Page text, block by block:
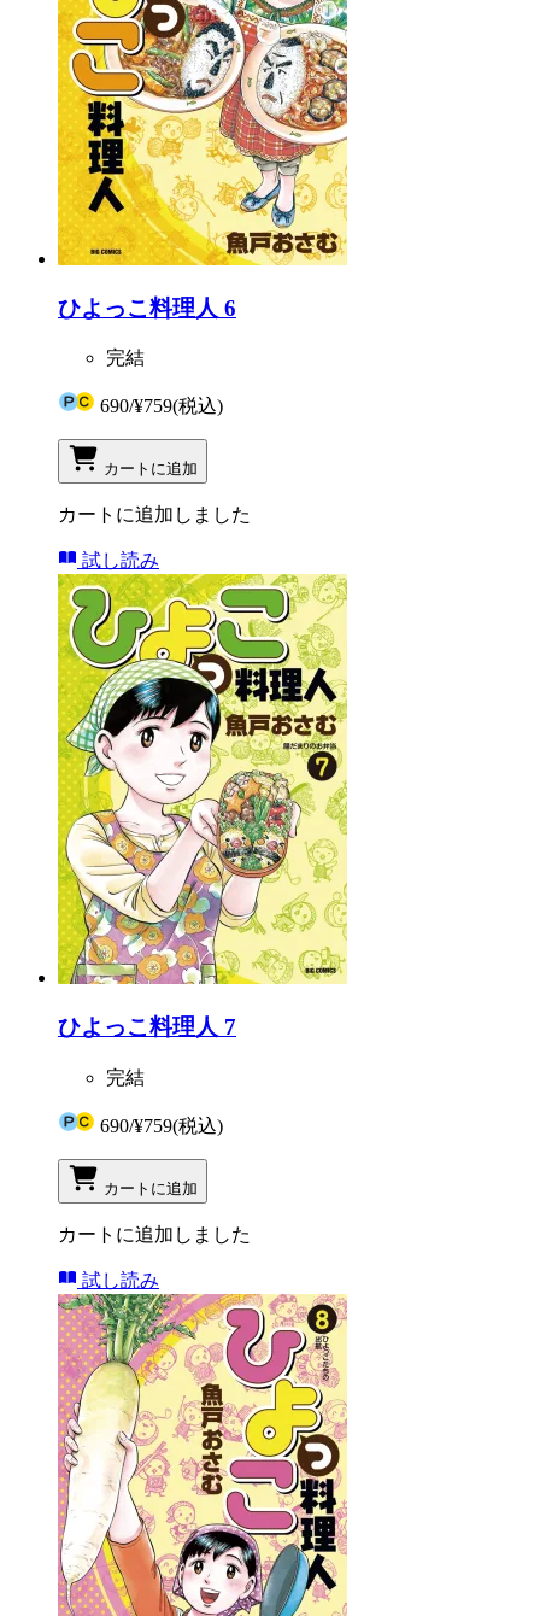
ひよっこ料理人 6
完結
690/¥759(税込)
カートに追加
カートに追加しました
試し読み
ひよっこ料理人 7
完結
690/¥759(税込)
カートに追加
カートに追加しました
試し読み